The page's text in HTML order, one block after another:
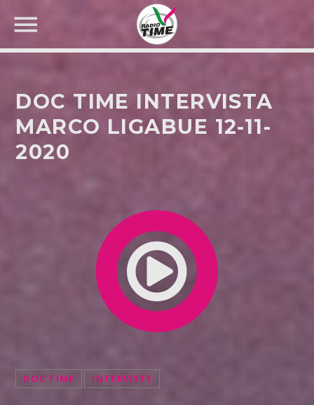
CERCA NEL SITO WEB:
DOC TIME INTERVISTA
MARCO LIGABUE 12-11-
2020
DOC TIME INTERVISTE